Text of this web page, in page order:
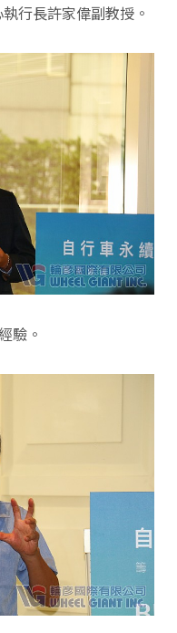
行長許家偉副教授。
驗。